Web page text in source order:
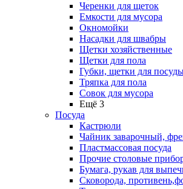
Черенки для щеток
Емкости для мусора
Окномойки
Насадки для швабры
Щетки хозяйственные
Щетки для пола
Губки, щетки для
Тряпка для пола
Совок для мусора
Ещё 3
Посуда
Кастрюли
Чайник заварочный,
Пластмассовая посуда
Прочие столовые
Бумага, рукав для
Сковорода,